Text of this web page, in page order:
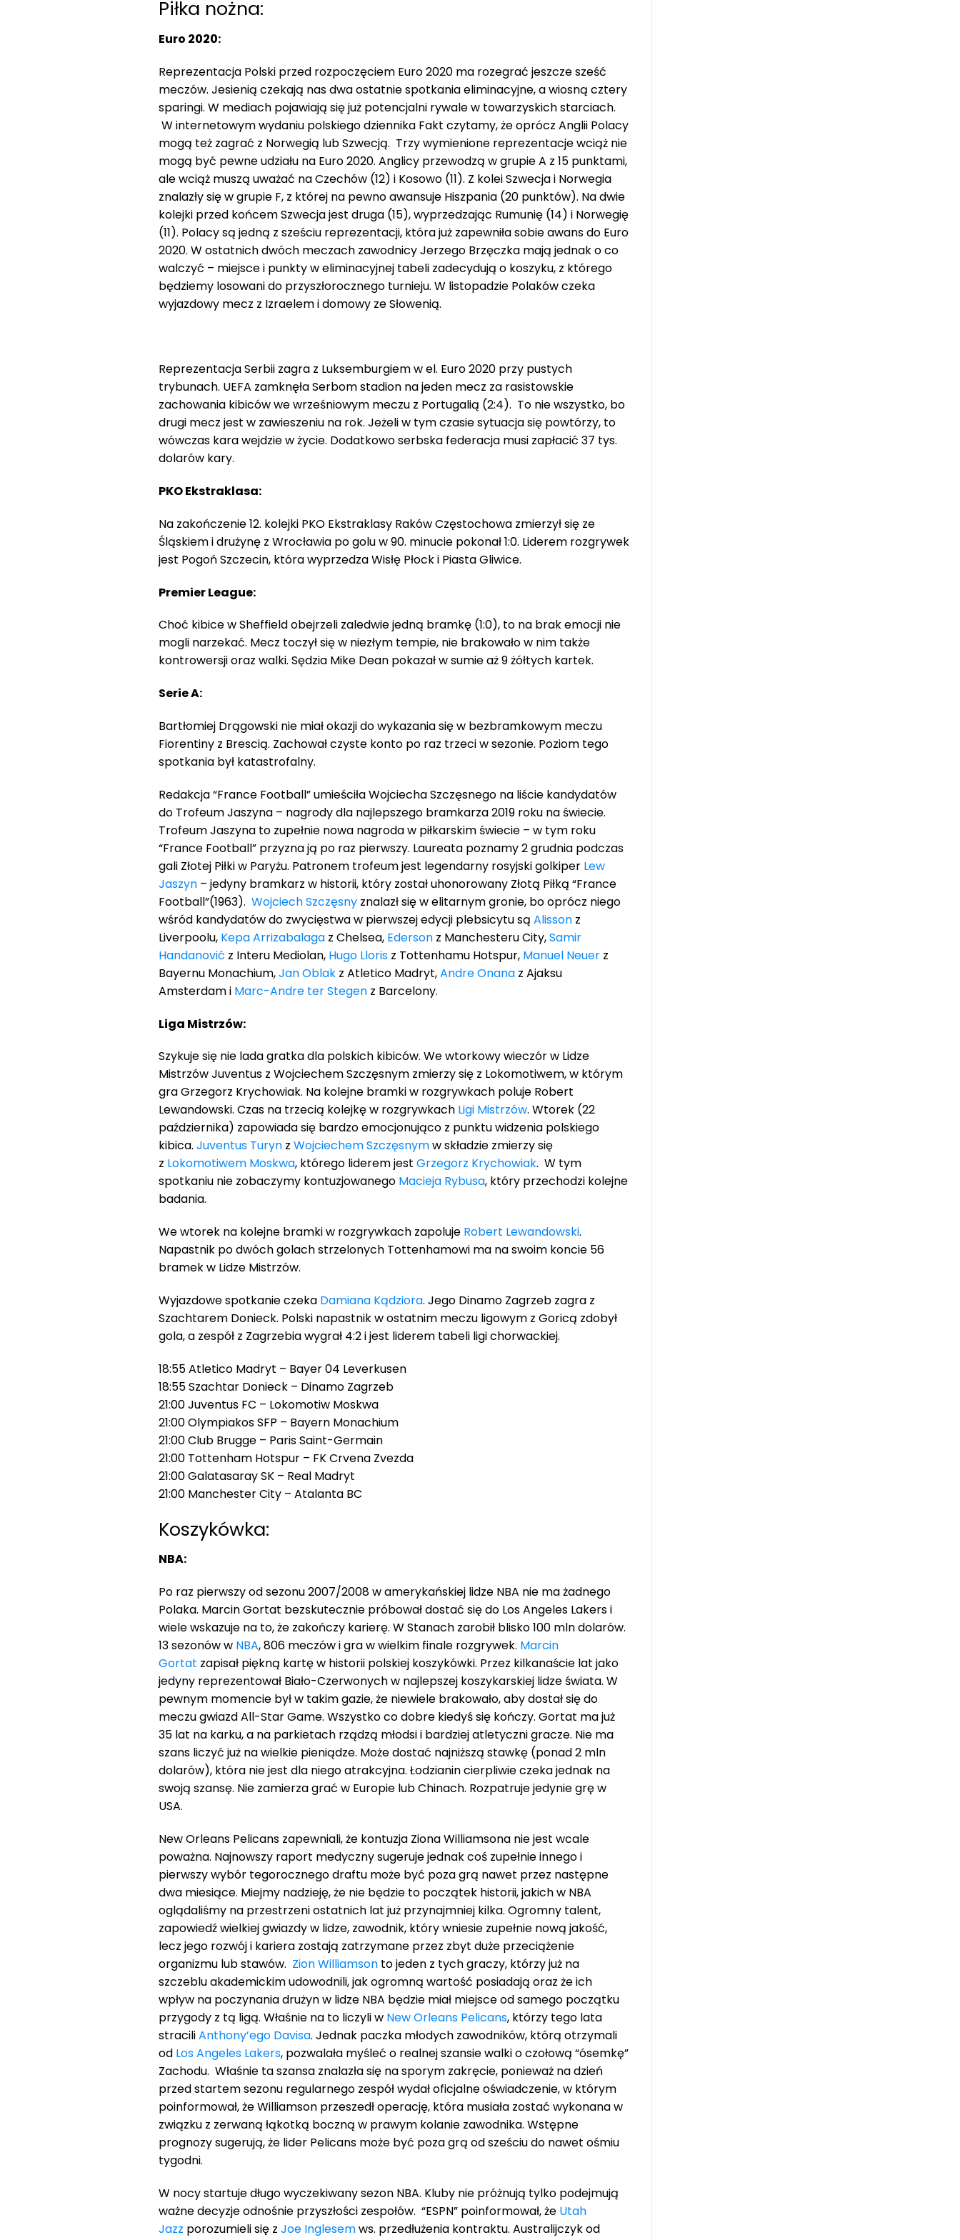
Piłka nożna:
Euro 2020:
Reprezentacja Polski przed rozpoczęciem Euro 2020 ma rozegrać jeszcze sześć
meczów. Jesienią czekają nas dwa ostatnie spotkania eliminacyjne, a wiosną cztery
sparingi. W mediach pojawiają się już potencjalni rywale w towarzyskich starciach.
W internetowym wydaniu polskiego dziennika Fakt czytamy, że oprócz Anglii Polacy
mogą też zagrać z Norwegią lub Szwecją. Trzy wymienione reprezentacje wciąż nie
mogą być pewne udziału na Euro 2020. Anglicy przewodzą w grupie A z 15 punktami,
ale wciąż muszą uważać na Czechów (12) i Kosowo (11). Z kolei Szwecja i Norwegia
znalazły się w grupie F, z której na pewno awansuje Hiszpania (20 punktów). Na dwie
kolejki przed końcem Szwecja jest druga (15), wyprzedzając Rumunię (14) i Norwegię
(11). Polacy są jedną z sześciu reprezentacji, która już zapewniła sobie awans do Euro
2020. W ostatnich dwóch meczach zawodnicy Jerzego Brzęczka mają jednak o co
walczyć – miejsce i punkty w eliminacyjnej tabeli zadecydują o koszyku, z którego
będziemy losowani do przyszłorocznego turnieju. W listopadzie Polaków czeka
wyjazdowy mecz z Izraelem i domowy ze Słowenią.
Reprezentacja Serbii zagra z Luksemburgiem w el. Euro 2020 przy pustych
trybunach. UEFA zamknęła Serbom stadion na jeden mecz za rasistowskie
zachowania kibiców we wrześniowym meczu z Portugalią (2:4). To nie wszystko, bo
drugi mecz jest w zawieszeniu na rok. Jeżeli w tym czasie sytuacja się powtórzy, to
wówczas kara wejdzie w życie. Dodatkowo serbska federacja musi zapłacić 37 tys.
dolarów kary.
PKO Ekstraklasa:
Na zakończenie 12. kolejki PKO Ekstraklasy Raków Częstochowa zmierzył się ze
Śląskiem i drużynę z Wrocławia po golu w 90. minucie pokonał 1:0. Liderem rozgrywek
jest Pogoń Szczecin, która wyprzedza Wisłę Płock i Piasta Gliwice.
Premier League:
Choć kibice w Sheffield obejrzeli zaledwie jedną bramkę (1:0), to na brak emocji nie
mogli narzekać. Mecz toczył się w niezłym tempie, nie brakowało w nim także
kontrowersji oraz walki. Sędzia Mike Dean pokazał w sumie aż 9 żółtych kartek.
Serie A:
Bartłomiej Drągowski nie miał okazji do wykazania się w bezbramkowym meczu
Fiorentiny z Brescią. Zachował czyste konto po raz trzeci w sezonie. Poziom tego
spotkania był katastrofalny.
Redakcja “France Football” umieściła Wojciecha Szczęsnego na liście kandydatów
do Trofeum Jaszyna – nagrody dla najlepszego bramkarza 2019 roku na świecie.
Trofeum Jaszyna to zupełnie nowa nagroda w piłkarskim świecie – w tym roku
“France Football” przyzna ją po raz pierwszy. Laureata poznamy 2 grudnia podczas
gali Złotej Piłki w Paryżu. Patronem trofeum jest legendarny rosyjski golkiper Lew
Jaszyn – jedyny bramkarz w historii, który został uhonorowany Złotą Piłką “France
Football”(1963). Wojciech Szczęsny znalazł się w elitarnym gronie, bo oprócz niego
wśród kandydatów do zwycięstwa w pierwszej edycji plebsicytu są Alisson z
Liverpoolu, Kepa Arrizabalaga z Chelsea, Ederson z Manchesteru City,Samir
Handanović z Interu Mediolan, Hugo Lloris z Tottenhamu Hotspur, Manuel Neuer z
Bayernu Monachium,Jan Oblak z Atletico Madryt,Andre Onana z Ajaksu
Amsterdam i Marc-Andre ter Stegen z Barcelony.
Liga Mistrzów:
Szykuje się nie lada gratka dla polskich kibiców. We wtorkowy wieczór w Lidze
Mistrzów Juventus z Wojciechem Szczęsnym zmierzy się z Lokomotiwem, w którym
gra Grzegorz Krychowiak. Na kolejne bramki w rozgrywkach poluje Robert
Lewandowski. Czas na trzecią kolejkę w rozgrywkach Ligi Mistrzów. Wtorek (22
października) zapowiada się bardzo emocjonująco z punktu widzenia polskiego
kibica. Juventus Turyn z Wojciechem Szczęsnymw składzie zmierzy się
z Lokomotiwem Moskwa, którego liderem jest Grzegorz Krychowiak. W tym
spotkaniu nie zobaczymy kontuzjowanego Macieja Rybusa, który przechodzi kolejne
badania.
We wtorek na kolejne bramki w rozgrywkach zapoluje Robert Lewandowski.
Napastnik po dwóch golach strzelonych Tottenhamowi ma na swoim koncie 56
bramek w Lidze Mistrzów.
Wyjazdowe spotkanie czeka Damiana Kądziora. Jego Dinamo Zagrzeb zagra z
Szachtarem Donieck. Polski napastnik w ostatnim meczu ligowym z Goricą zdobył
gola, a zespół z Zagrzebia wygrał 4:2 i jest liderem tabeli ligi chorwackiej.
18:55 Atletico Madryt – Bayer 04 Leverkusen
18:55 Szachtar Donieck – Dinamo Zagrzeb
21:00 Juventus FC – Lokomotiw Moskwa
21:00 Olympiakos SFP – Bayern Monachium
21:00 Club Brugge – Paris Saint-Germain
21:00 Tottenham Hotspur – FK Crvena Zvezda
21:00 Galatasaray SK – Real Madryt
21:00 Manchester City – Atalanta BC
Koszykówka:
NBA:
Po raz pierwszy od sezonu 2007/2008 w amerykańskiej lidze NBA nie ma żadnego
Polaka. Marcin Gortat bezskutecznie próbował dostać się do Los Angeles Lakers i
wiele wskazuje na to, że zakończy karierę. W Stanach zarobił blisko 100 mln dolarów.
13 sezonów w NBA, 806 meczów i gra w wielkim finale rozgrywek. Marcin
Gortat zapisał piękną kartę w historii polskiej koszykówki. Przez kilkanaście lat jako
jedyny reprezentował Biało-Czerwonych w najlepszej koszykarskiej lidze świata. W
pewnym momencie był w takim gazie, że niewiele brakowało, aby dostał się do
meczu gwiazd All-Star Game. Wszystko co dobre kiedyś się kończy. Gortat ma już
35 lat na karku, a na parkietach rządzą młodsi i bardziej atletyczni gracze. Nie ma
szans liczyć już na wielkie pieniądze. Może dostać najniższą stawkę (ponad 2 mln
dolarów), która nie jest dla niego atrakcyjna. Łodzianin cierpliwie czeka jednak na
swoją szansę. Nie zamierza grać w Europie lub Chinach. Rozpatruje jedynie grę w
USA.
New Orleans Pelicans zapewniali, że kontuzja Ziona Williamsona nie jest wcale
poważna. Najnowszy raport medyczny sugeruje jednak coś zupełnie innego i
pierwszy wybór tegorocznego draftu może być poza grą nawet przez następne
dwa miesiące. Miejmy nadzieję, że nie będzie to początek historii, jakich w NBA
oglądaliśmy na przestrzeni ostatnich lat już przynajmniej kilka. Ogromny talent,
zapowiedź wielkiej gwiazdy w lidze, zawodnik, który wniesie zupełnie nową jakość,
lecz jego rozwój i kariera zostają zatrzymane przez zbyt duże przeciążenie
organizmu lub stawów. Zion Williamson to jeden z tych graczy, którzy już na
szczeblu akademickim udowodnili, jak ogromną wartość posiadają oraz że ich
wpływ na poczynania drużyn w lidze NBA będzie miał miejsce od samego początku
przygody z tą ligą. Właśnie na to liczyli w New Orleans Pelicans, którzy tego lata
straciliAnthony’ego Davisa. Jednak paczka młodych zawodników, którą otrzymali
od Los Angeles Lakers, pozwalała myśleć o realnej szansie walki o czołową “ósemkę”
Zachodu. Właśnie ta szansa znalazła się na sporym zakręcie, ponieważ na dzień
przed startem sezonu regularnego zespół wydał oficjalne oświadczenie, w którym
poinformował, że Williamson przeszedł operację, która musiała zostać wykonana w
związku z zerwaną łąkotką boczną w prawym kolanie zawodnika. Wstępne
prognozy sugerują, że lider Pelicans może być poza grą od sześciu do nawet ośmiu
tygodni.
W nocy startuje długo wyczekiwany sezon NBA. Kluby nie próżnują tylko podejmują
ważne decyzje odnośnie przyszłości zespołów. “ESPN” poinformował, że Utah
Jazz porozumieli się z Joe Inglesemws. przedłużenia kontraktu. Australijczyk od